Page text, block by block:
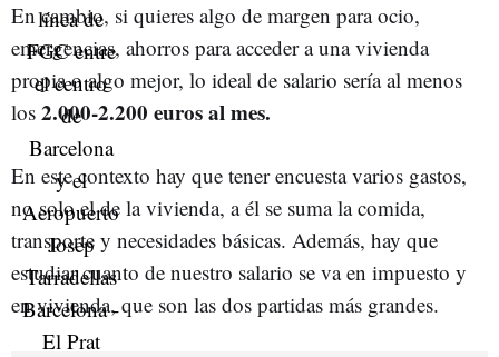
En cambio, si quieres algo de margen para ocio,
emergencias, ahorros para acceder a una vivienda
propia o algo mejor, lo ideal de salario sería al menos
los 2.000-2.200 euros al mes.
En este contexto hay que tener encuesta varios gastos,
no solo el de la vivienda, a él se suma la comida,
transporte y necesidades básicas. Además, hay que
estudiar cuanto de nuestro salario se va en impuesto y
en vivienda, que son las dos partidas más grandes.